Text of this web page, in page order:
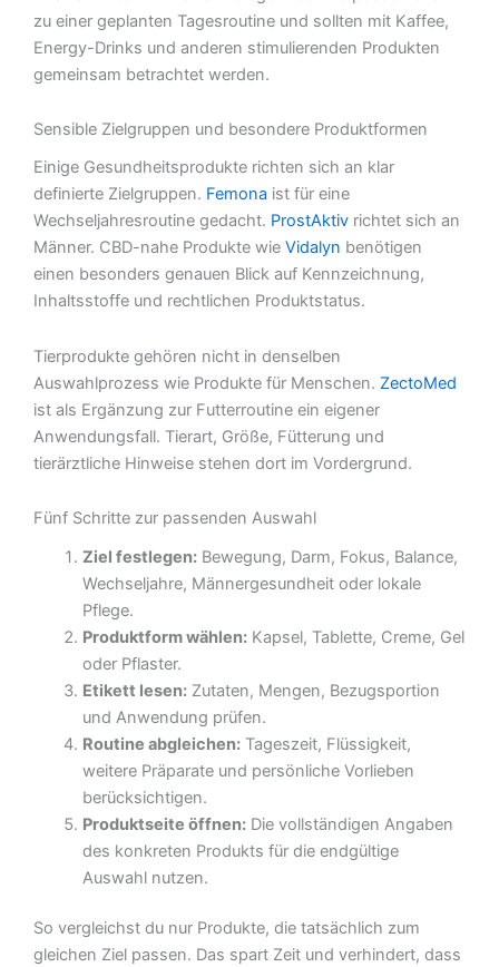
zu einer geplanten Tagesroutine und sollten mit Kaffee,
Energy-Drinks und anderen stimulierenden Produkten
gemeinsam betrachtet werden.
Sensible Zielgruppen und besondere Produktformen
Einige Gesundheitsprodukte richten sich an klar
definierte Zielgruppen. Femona ist für eine
Wechseljahresroutine gedacht. ProstAktiv richtet sich an
Männer. CBD-nahe Produkte wie Vidalyn benötigen
einen besonders genauen Blick auf Kennzeichnung,
Inhaltsstoffe und rechtlichen Produktstatus.
Tierprodukte gehören nicht in denselben
Auswahlprozess wie Produkte für Menschen. ZectoMed
ist als Ergänzung zur Futterroutine ein eigener
Anwendungsfall. Tierart, Größe, Fütterung und
tierärztliche Hinweise stehen dort im Vordergrund.
Fünf Schritte zur passenden Auswahl
Ziel festlegen:Bewegung, Darm, Fokus, Balance,
Wechseljahre, Männergesundheit oder lokale
Pflege.
Produktform wählen:Kapsel, Tablette, Creme, Gel
oder Pflaster.
Etikett lesen:Zutaten, Mengen, Bezugsportion
und Anwendung prüfen.
Routine abgleichen:Tageszeit, Flüssigkeit,
weitere Präparate und persönliche Vorlieben
berücksichtigen.
Produktseite öffnen:Die vollständigen Angaben
des konkreten Produkts für die endgültige
Auswahl nutzen.
So vergleichst du nur Produkte, die tatsächlich zum
gleichen Ziel passen. Das spart Zeit und verhindert, dass